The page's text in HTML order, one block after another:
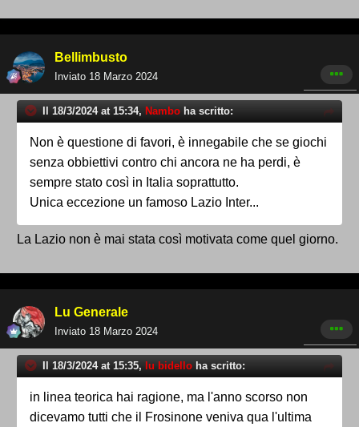
Bellimbusto
Inviato 18 Marzo 2024
Il 18/3/2024 at 15:34, Nambo ha scritto:
Non è questione di favori, è innegabile che se giochi
senza obbiettivi contro chi ancora ne ha perdi, è
sempre stato così in Italia soprattutto.
Unica eccezione un famoso Lazio Inter...
La Lazio non è mai stata così motivata come quel giorno.
Lu Generale
Inviato 18 Marzo 2024
Il 18/3/2024 at 15:35, lu bidello ha scritto:
in linea teorica hai ragione, ma l'anno scorso non
dicevamo tutti che il Frosinone veniva qua l'ultima